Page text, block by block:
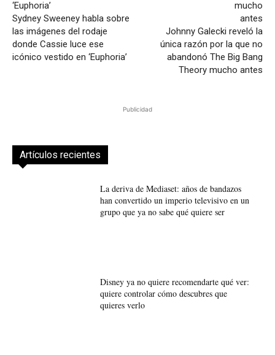
Sydney Sweeney habla sobre
las imágenes del rodaje
donde Cassie luce ese
icónico vestido en ‘Euphoria’
Johnny Galecki reveló la
única razón por la que no
abandonó The Big Bang
Theory mucho antes
Publicidad
Artículos recientes
La deriva de Mediaset: años de bandazos
han convertido un imperio televisivo en un
grupo que ya no sabe qué quiere ser
Disney ya no quiere recomendarte qué ver:
quiere controlar cómo descubres que
quieres verlo